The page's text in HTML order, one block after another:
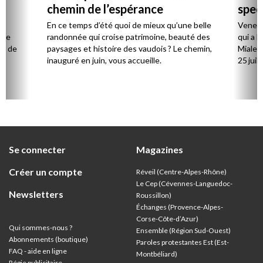
de
chemin de l’espérance
En ce temps d’été quoi de mieux qu’une belle
randonnée qui croise patrimoine, beauté des
paysages et histoire des vaudois ? Le chemin,
inauguré en juin, vous accueille.
qui a
25
Se connecter
Créer un compte
Newsletters
Qui sommes-nous ?
Abonnements (boutique)
FAQ - aide en ligne
Magazines
Réveil (Centre-Alpes-Rhône)
Le Cep (Cévennes-Languedoc-
Roussillon)
Échanges (Provence-Alpes-
Corse-Côte-d’Azur)
Ensemble (Région Sud-Ouest)
Paroles protestantes Est (Est-
Montbéliard)